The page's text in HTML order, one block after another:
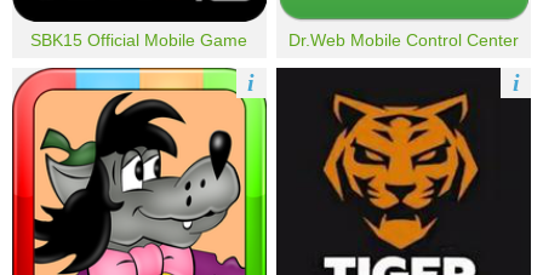
SBK15 Official Mobile Game Dr.Web Mobile Control Center
i i